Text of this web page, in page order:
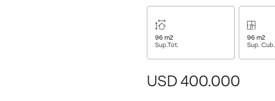
96 m2
Sup.Tot.
96 m2
Sup. Cub.
USD 400.000